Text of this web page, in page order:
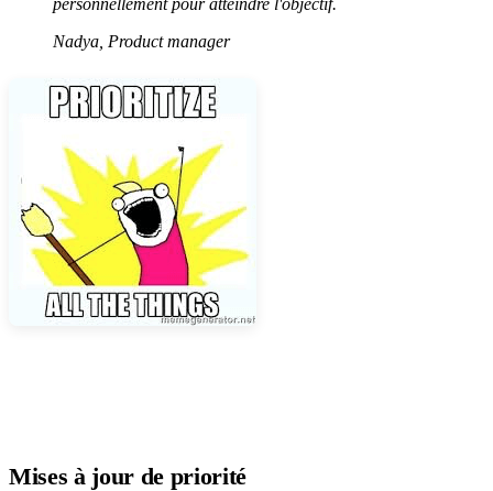
Nadya, Product manager
Mises à jour de priorité